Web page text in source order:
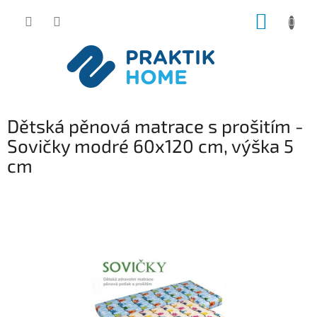
Dětská pěnová matrace s prošitím -
Sovičky modré 60x120 cm, výška 5
cm